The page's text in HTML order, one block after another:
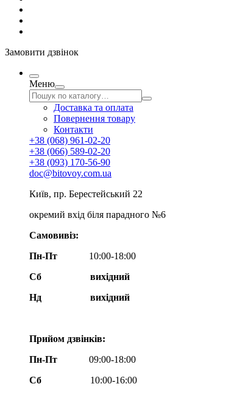
Замовити дзвінок
Меню
Доставка та оплата
Повернення товару
Контакти
+38 (068) 961-02-20
+38 (066) 589-02-20
+38 (093) 170-56-90
doc@bitovoy.com.ua
Київ, пр. Берестейський 22
окремий вхід біля парадного №6
Самовивіз:
Пн-Пт
10:00-18:00
Сб
вихідний
Нд
вихідний
Прийом дзвінків:
Пн-Пт
09:00-18:00
Сб
10:00-16:00